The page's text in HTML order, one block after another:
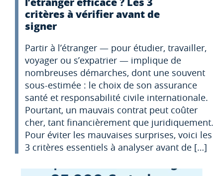
critères à vérifier avant de
signer
Partir à l’étranger — pour étudier, travailler,
voyager ou s’expatrier — implique de
nombreuses démarches, dont une souvent
sous-estimée : le choix de son assurance
santé et responsabilité civile internationale.
Pourtant, un mauvais contrat peut coûter
cher, tant financièrement que juridiquement.
Pour éviter les mauvaises surprises, voici les
3 critères essentiels à analyser avant de […]